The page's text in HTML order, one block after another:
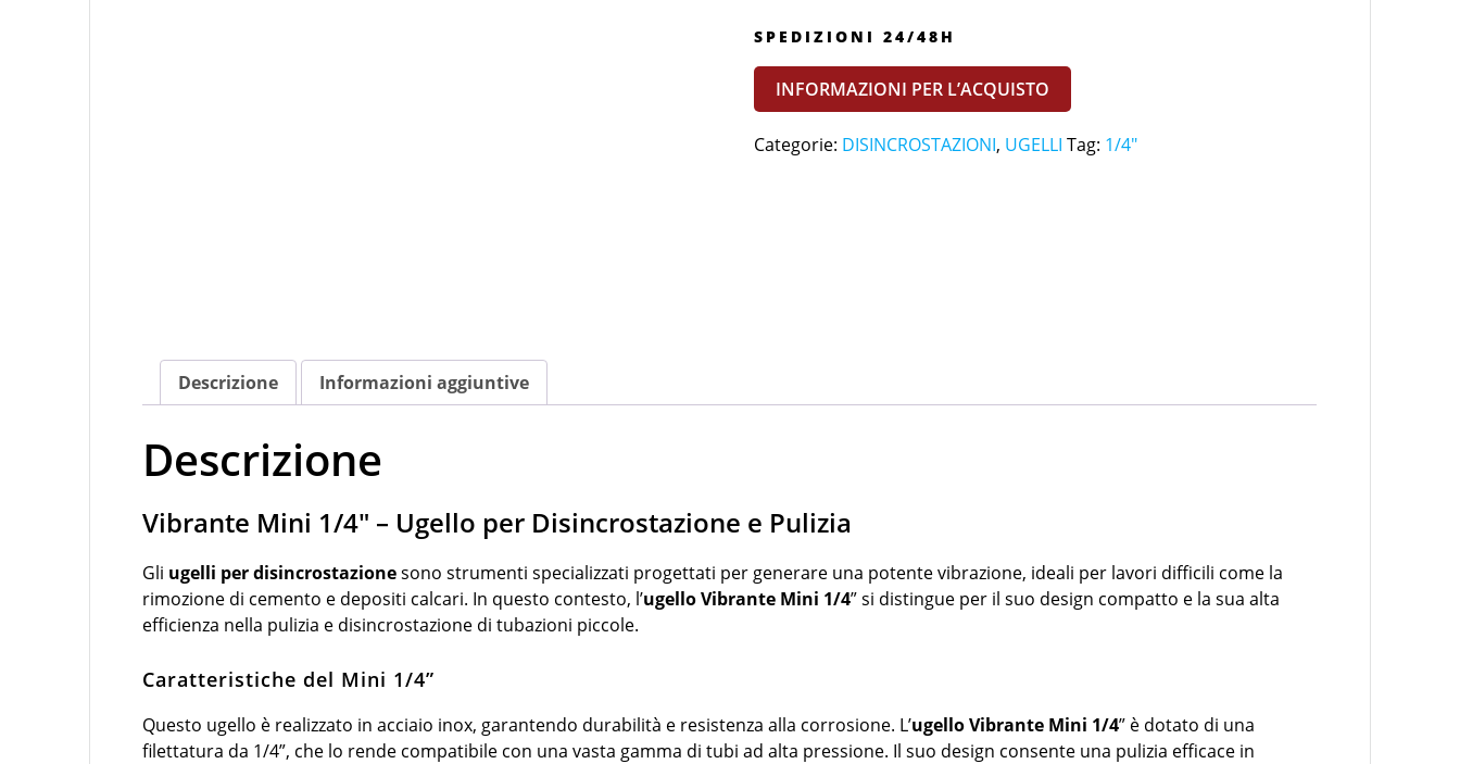
SPEDIZIONI 24/48H
INFORMAZIONI PER L’ACQUISTO
Categorie: DISINCROSTAZIONI, UGELLI Tag: 1/4"
Descrizione Informazioni aggiuntive
Descrizione
Vibrante Mini 1/4″ – Ugello per Disincrostazione e Pulizia
Gli ugelli per disincrostazionesono strumenti specializzati progettati per generare una potente vibrazione, ideali per lavori difficili come la
rimozione di cemento e depositi calcari. In questo contesto, l’ugello Vibrante Mini 1/4” si distingue per il suo design compatto e la sua alta
efficienza nella pulizia e disincrostazione di tubazioni piccole.
Caratteristiche del Mini 1/4”
Questo ugello è realizzato in acciaio inox, garantendo durabilità e resistenza alla corrosione. L’ugello Vibrante Mini 1/4” è dotato di una
filettatura da 1/4”, che lo rende compatibile con una vasta gamma di tubi ad alta pressione. Il suo design consente una pulizia efficace in